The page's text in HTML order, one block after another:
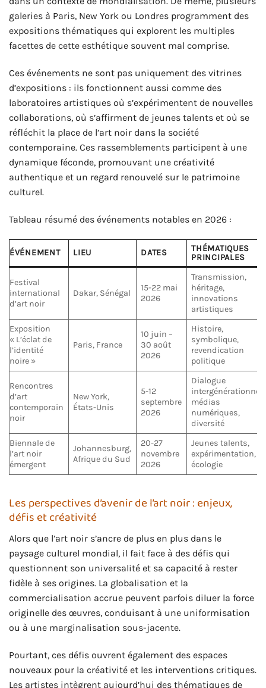
galeries à Paris, New York ou Londres programment des
expositions thématiques qui explorent les multiples
facettes de cette esthétique souvent mal comprise.
Ces événements ne sont pas uniquement des vitrines
d’expositions : ils fonctionnent aussi comme des
laboratoires artistiques où s’expérimentent de nouvelles
collaborations, où s’affirment de jeunes talents et où se
réfléchit la place de l’art noir dans la société
contemporaine. Ces rassemblements participent à une
dynamique féconde, promouvant une créativité
authentique et un regard renouvelé sur le patrimoine
culturel.
Tableau résumé des événements notables en 2026 :
ÉVÉNEMENT LIEU DATES
THÉMATIQUES
PRINCIPALES
Festival
international
d’art noir
Dakar, Sénégal
15-22 mai
2026
Transmission,
héritage,
innovations
artistiques
Exposition
« L’éclat de
l’identité
noire »
Paris, France
10 juin –
30 août
2026
Histoire,
symbolique,
revendication
politique
Rencontres
d’art
contemporain
noir
New York,
États-Unis
5-12
septembre
2026
Dialogue
intergénérationnel,
médias
numériques,
diversité
Biennale de
l’art noir
émergent
Johannesburg,
Afrique du Sud
20-27
novembre
2026
Jeunes talents,
expérimentation,
écologie
Les perspectives d’avenir de l’art noir : enjeux,
défis et créativité
Alors que l’art noir s’ancre de plus en plus dans le
paysage culturel mondial, il fait face à des défis qui
questionnent son universalité et sa capacité à rester
fidèle à ses origines. La globalisation et la
commercialisation accrue peuvent parfois diluer la force
originelle des œuvres, conduisant à une uniformisation
ou à une marginalisation sous-jacente.
Pourtant, ces défis ouvrent également des espaces
nouveaux pour la créativité et les interventions critiques.
Les artistes intègrent aujourd’hui des thématiques de